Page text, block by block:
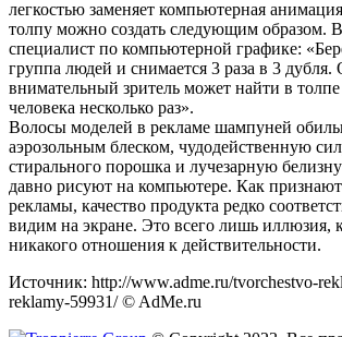
легкостью заменяет компьютерная
толпу можно создать следующим образом.
специалист по компьютерной графике:
группа людей и снимается 3 раза в 3 дубля.
внимательный зритель может найти в
человека несколько раз».
Волосы моделей в рекламе шампуней
аэрозольным блеском, чудодейственную
стирального порошка и лучезарную
давно рисуют на компьютере. Как
рекламы, качество продукта редко
видим на экране. Это всего лишь иллюзия,
никакого отношения к действительности.
Источник: http://www.adme.ru/tvorchestvo-
reklamy-59931/ © AdMe.ru